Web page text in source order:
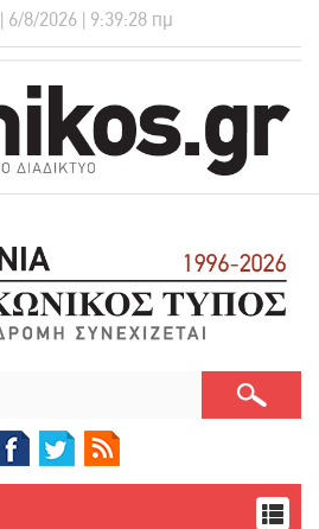
| 6/8/2026 | 9:39:29 πμ